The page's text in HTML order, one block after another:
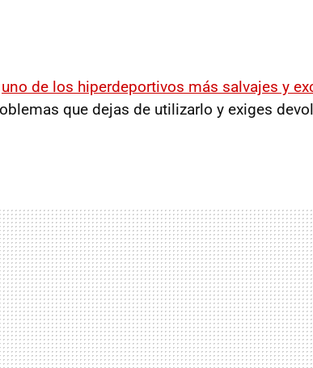
uno de los hiperdeportivos más salvajes y
que dejas de utilizarlo y exiges